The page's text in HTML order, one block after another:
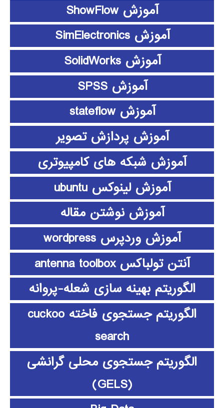
آموزش ShowFlow
آموزش SimElectronics
آموزش SolidWorks
آموزش SPSS
آموزش stateflow
آموزش پردازش تصویر
آموزش شبکه های کامپیوتری
آموزش لینوکس ubuntu
آموزش نوشتن مقاله
آموزش وردپرس wordpress
آنتن تولباکس antenna toolbox
الگوریتم بهینه سازی شعله-پروانه
الگوریتم جستجوی فاخته cuckoo
search
الگوریتم جستجوی محلی گرانشی
(GELS)